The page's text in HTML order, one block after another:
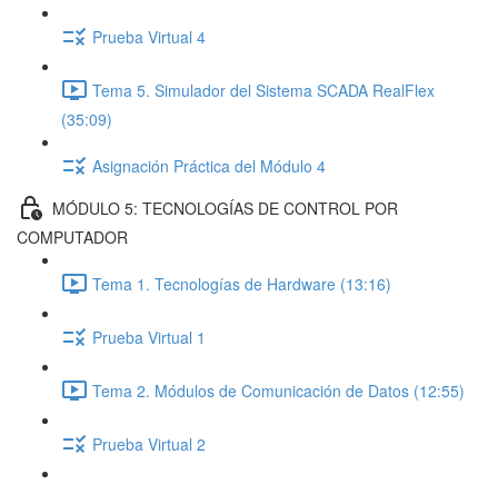
Prueba Virtual 4
Tema 5. Simulador del Sistema SCADA RealFlex
(35:09)
Asignación Práctica del Módulo 4
MÓDULO 5: TECNOLOGÍAS DE CONTROL POR
COMPUTADOR
Tema 1. Tecnologías de Hardware (13:16)
Prueba Virtual 1
Tema 2. Módulos de Comunicación de Datos (12:55)
Prueba Virtual 2